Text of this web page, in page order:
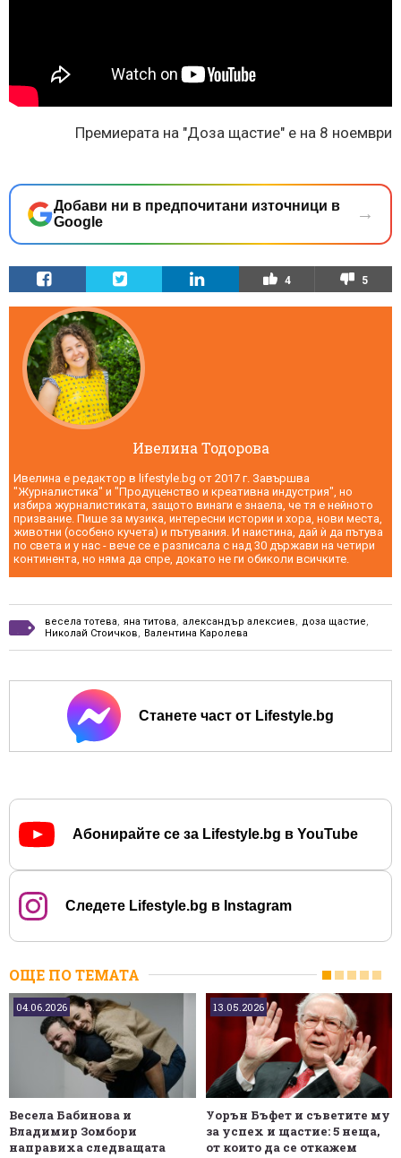
Премиерата на "Доза щастие" е на 8 ноември
Добави ни в предпочитани източници в
Google
→
4 5
Ивелина Тодорова
Ивелина е редактор в lifestyle.bg от 2017 г. Завършва
"Журналистика" и "Продуценство и креативна индустрия", но
избира журналистиката, защото винаги е знаела, че тя е нейното
призвание. Пише за музика, интересни истории и хора, нови места,
животни (особено кучета) и пътувания. И наистина, дай ѝ да пътува
по света и у нас - вече се е разписала с над 30 държави на четири
континента, но няма да спре, докато не ги обиколи всичките.
весела тотева яна титова александър алексиев доза щастие
Николай Стоичков
Валентина Каролева
Станете част от Lifestyle.bg
Абонирайте се за Lifestyle.bg в YouTube
Следете Lifestyle.bg в Instagram
ОЩЕ ПО ТЕМАТА
04.06.2026
Весела Бабинова и
Владимир Зомбори
направиха следващата
13.05.2026
Уорън Бъфет и съветите му
за успех и щастие: 5 неща,
от които да се откажем